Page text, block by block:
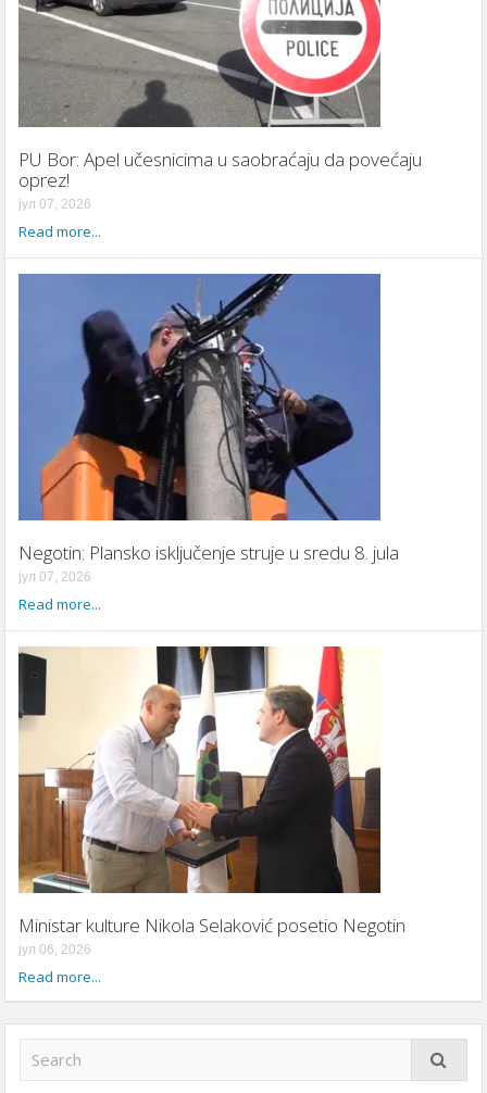
PU Bor: Apel učesnicima u saobraćaju da povećaju
oprez!
јул 07, 2026
Read more...
Negotin: Plansko isključenje struje u sredu 8. jula
јул 07, 2026
Read more...
Ministar kulture Nikola Selaković posetio Negotin
јул 06, 2026
Read more...